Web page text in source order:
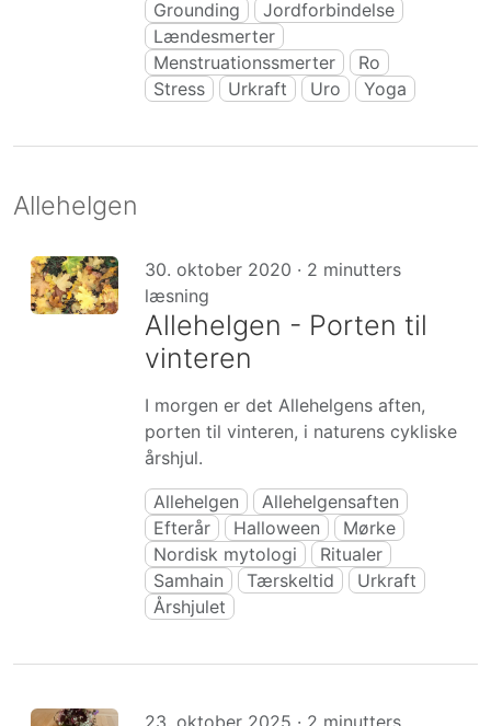
Grounding
Jordforbindelse
Lændesmerter
Menstruationssmerter
Ro
Stress
Urkraft Uro Yoga
Allehelgen
30. oktober 2020 · 2 minutters
læsning
Allehelgen - Porten til
vinteren
I morgen er det Allehelgens aften,
porten til vinteren, i naturens cykliske
årshjul.
Allehelgen
Allehelgensaften
Efterår
Halloween
Mørke
Nordisk mytologi
Ritualer
Samhain
Tærskeltid
Urkraft
Årshjulet
23. oktober 2025 · 2 minutters